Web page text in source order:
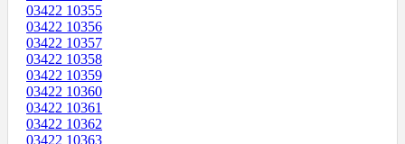
03422 10355
03422 10356
03422 10357
03422 10358
03422 10359
03422 10360
03422 10361
03422 10362
03422 10363